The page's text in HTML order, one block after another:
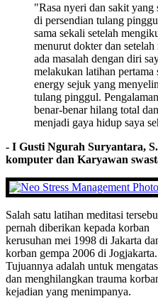
"Rasa nyeri dan sakit yang
di persendian tulang
sama sekali setelah
menurut dokter dan
ada masalah dengan diri
melakukan latihan pertama
energy sejuk yang
tulang pinggul.
benar-benar hilang total
menjadi gaya hidup saya
- I Gusti Ngurah Suryantara,
komputer dan Karyawan
Salah satu latihan meditasi
pernah diberikan kepada korban
kerusuhan mei 1998 di Jakarta
korban gempa 2006 di Jogjakarta.
Tujuannya adalah untuk
dan menghilangkan trauma
kejadian yang menimpanya.